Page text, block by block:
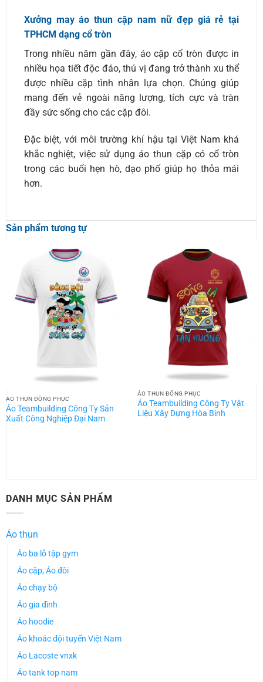
Xưởng may áo thun cặp nam nữ đẹp giá rẻ tại
TPHCM dạng cổ tròn
Trong nhiều năm gần đây, áo cặp cổ tròn được in
nhiều họa tiết độc đáo, thú vị đang trở thành xu thể
được nhiều cặp tình nhân lựa chọn. Chúng giúp
mang đến vẻ ngoài năng lượng, tích cực và tràn
đầy sức sống cho các cặp đôi.
Đặc biệt, với môi trường khí hậu tại Việt Nam khá
khắc nghiệt, việc sử dụng áo thun cặp có cổ tròn
trong các buổi hẹn hò, dạo phố giúp họ thỏa mái
hơn.
Sản phẩm tương tự
ÁO THUN ĐỒNG PHỤC
Áo Teambuilding Công Ty Sản
Xuất Công Nghiệp Đại Nam
ÁO THUN ĐỒNG PHỤC
Áo Teambuilding Công Ty Vật
Liệu Xây Dựng Hòa Bình
DANH MỤC SẢN PHẨM
Áo thun
Áo ba lỗ tập gym
Áo cặp, Áo đôi
Áo chạy bộ
Áo gia đình
Áo hoodie
Áo khoác đội tuyển Việt Nam
Áo Lacoste vnxk
Áo tank top nam